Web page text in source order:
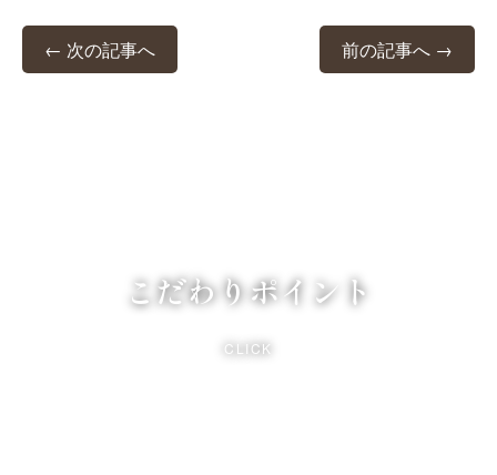
← 次の記事へ 前の記事へ →
こだわりポイント
CLICK